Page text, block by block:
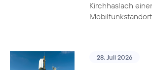
Kirchhaslach
28. Juli 2026